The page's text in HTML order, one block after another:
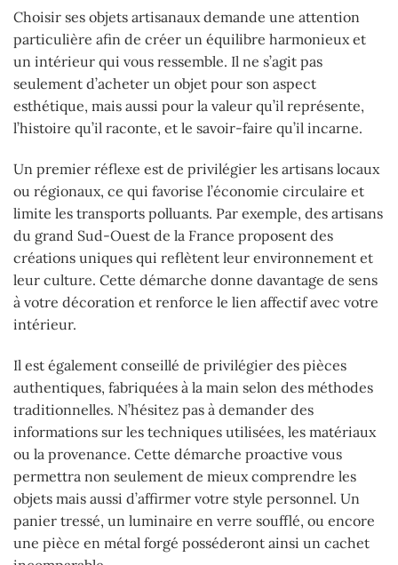
Choisir ses objets artisanaux demande une attention
particulière afin de créer un équilibre harmonieux et
un intérieur qui vous ressemble. Il ne s’agit pas
seulement d’acheter un objet pour son aspect
esthétique, mais aussi pour la valeur qu’il représente,
l’histoire qu’il raconte, et le savoir-faire qu’il incarne.
Un premier réflexe est de privilégier les artisans locaux
ou régionaux, ce qui favorise l’économie circulaire et
limite les transports polluants. Par exemple, des artisans
du grand Sud-Ouest de la France proposent des
créations uniques qui reflètent leur environnement et
leur culture. Cette démarche donne davantage de sens
à votre décoration et renforce le lien affectif avec votre
intérieur.
Il est également conseillé de privilégier des pièces
authentiques, fabriquées à la main selon des méthodes
traditionnelles. N’hésitez pas à demander des
informations sur les techniques utilisées, les matériaux
ou la provenance. Cette démarche proactive vous
permettra non seulement de mieux comprendre les
objets mais aussi d’affirmer votre style personnel. Un
panier tressé, un luminaire en verre soufflé, ou encore
une pièce en métal forgé posséderont ainsi un cachet